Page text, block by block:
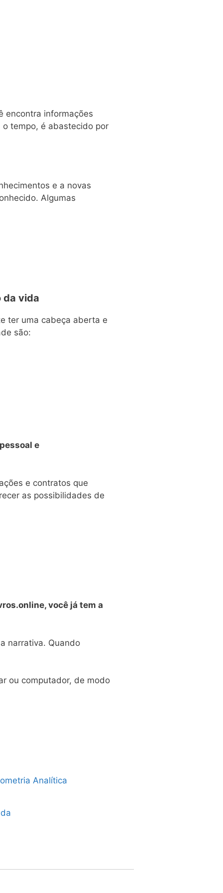
encontra informações
tempo, é abastecido por
e a novas
Algumas
da vida
ter uma cabeça aberta e
são:
e
e contratos que
as possibilidades de
você já tem a
narrativa. Quando
ou computador, de modo
Analítica